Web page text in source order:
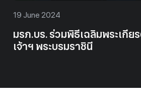
19 June 2024
มรภ.บร. ร่วมพิธีเฉลิมพระเกีย
เจ้าฯ พระบรมราชินี